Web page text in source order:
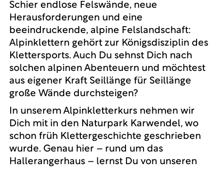
Schier endlose Felswände, neue
Herausforderungen und eine
beeindruckende, alpine Felslandschaft:
Alpinklettern gehört zur Königsdisziplin des
Klettersports. Auch Du sehnst Dich nach
solchen alpinen Abenteuern und möchtest
aus eigener Kraft Seillänge für Seillänge
große Wände durchsteigen?
In unserem Alpinkletterkurs nehmen wir
Dich mit in den Naturpark Karwendel, wo
schon früh Klettergeschichte geschrieben
wurde. Genau hier – rund um das
Hallerangerhaus – lernst Du von unseren